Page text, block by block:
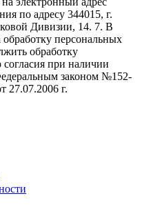
по адресу 344015, г.
Дивизии, 14. 7. В
персональных
обработку
при наличии
законом №152-
27.07.2006 г.